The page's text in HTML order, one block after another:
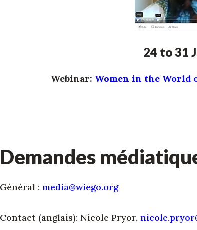
24 to 31
Webinar: Women in the World
Demandes
Général : media@wiego.org
Contact (anglais): Nicole Pryor,